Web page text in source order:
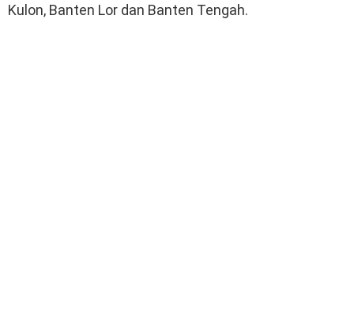
Kulon, Banten Lor dan Banten Tengah.